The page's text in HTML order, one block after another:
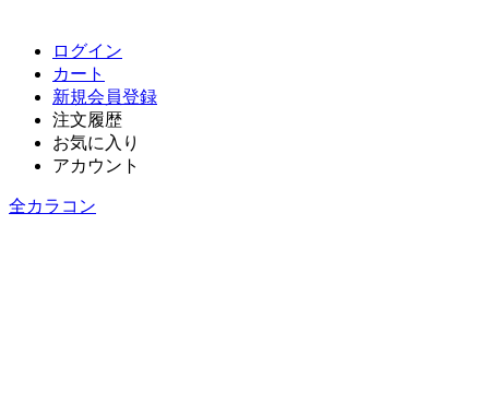
ログイン
カート
新規会員登録
注文履歴
お気に入り
アカウント
全カラコン